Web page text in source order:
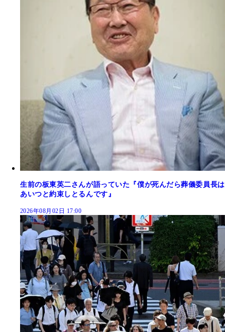
生前の板東英二さんが語っていた『僕が死んだら葬儀委員長は
あいつと約束しとるんです』
2026年08月02日 17:00